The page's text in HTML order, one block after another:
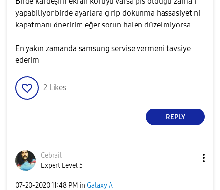
yapabiliyor birde ayarlara girip dokunma hassasiyetini
kapatmanı öneririm eğer sorun halen düzelmiyorsa
En yakın zamanda samsung servise vermeni tavsiye
ederim
2 Likes
REPLY
Cebrail
Expert Level 5
‎07-20-202011:48 PM in Galaxy A